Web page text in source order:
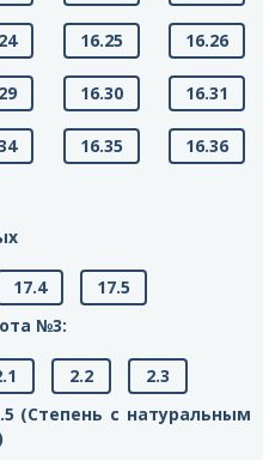
16.25 16.26
16.30 16.31
16.35 16.36
17.4
17.5
№3:
2.2
2.3
(Степень с натуральным